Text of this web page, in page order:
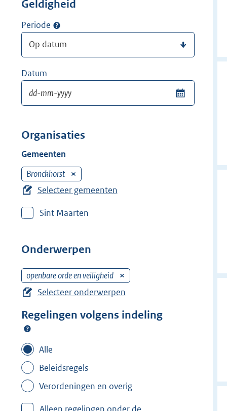
Geldigheid
Periode
Datum
Organisaties
Gemeenten
Bronckhorst
e
w
d
e
r
f
i
r
B
r
Selecteer gemeenten
Sint Maarten
Onderwerpen
openbare orde en veiligheid
e
w
r
Selecteer onderwerpen
Regelingen volgens indeling
Alle
Beleidsregels
Verordeningen en overig